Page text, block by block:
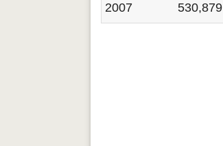
2007 530,879